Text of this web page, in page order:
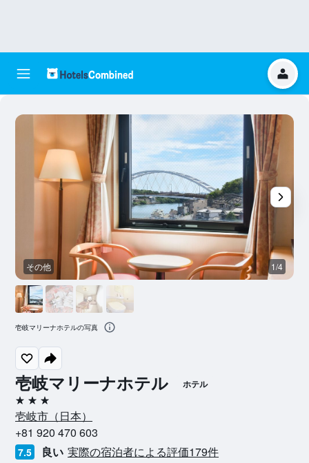
壱岐マリーナホテル ホテル
3つ星
壱岐市​（日本​）​
+81 920 470 603
7.5 良い 実際の宿泊者による評価179​件
その他 1/4
壱岐マリーナホテルの写真